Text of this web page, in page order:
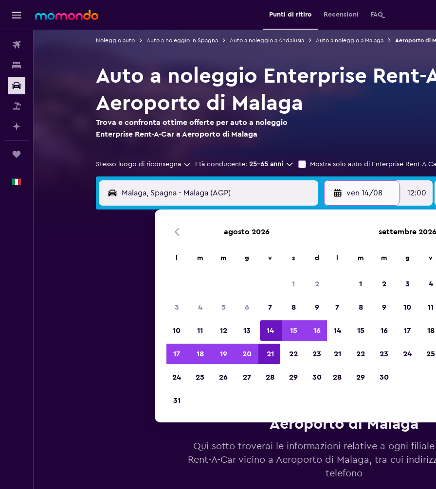
Punti di ritiro Recensioni FAQ
Noleggio auto Auto a noleggio in Spagna Auto a noleggio a Andalusia Auto a noleggio a Malaga Aeroporto di
Auto a noleggio Enterprise Rent-
Aeroporto di Malaga
Trova e confronta ottime offerte per auto a noleggio
Enterprise Rent-A-Car a Aeroporto di Malaga
Stesso luogo di riconsegna Età conducente: 25-65 anni Mostra solo auto di Enterprise Rent-A-
ven 14/08 12:00
d'Europa 2023
Aeroporto di Malaga
Qui sotto troverai le informazioni relative a ogni
Rent-A-Car vicino a Aeroporto di Malaga, tra cui
telefono
agosto 2026
m m g v s d
1 2
3 4 5 6 7 8 9
10 11 12 13 14 15 16
17 18 19 20 21 22 23
24 25 26 27 28 29 30
31
settembre 2026
m m g v
1 2 3 4
7 8 9 10 11
14 15 16 17 18
21 22 23 24 25
28 29 30